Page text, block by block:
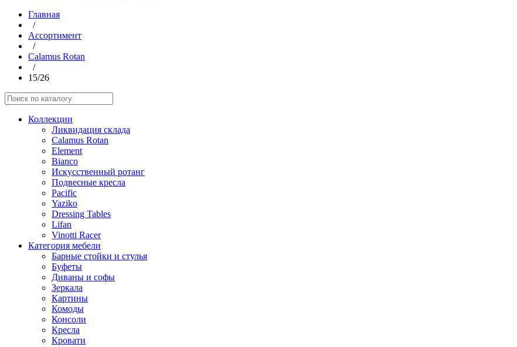
Главная
/
Aссортимент
/
Calamus Rotan
/
15/26
Коллекции
Ликвидация склада
Calamus Rotan
Element
Bianco
Искусственный ротанг
Подвесные кресла
Pacific
Yaziko
Dressing Tables
Lifan
Vinotti Racer
Категория мебели
Барные стойки и стулья
Буфеты
Диваны и софы
Зеркала
Картины
Комоды
Консоли
Кресла
Кровати